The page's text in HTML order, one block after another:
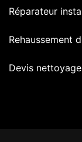
Réparateur
Rehaussement
Devis